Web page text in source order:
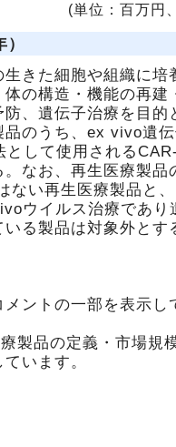
(単位：百万円
きた細胞や組織に培
の構造・機能の再建
、遺伝子治療を目的
品のうち、ex vivo遺
として使用される
なお、再生医療製品
ない再生医療製品と
ウイルス治療であり
る製品は対象外とす
ントの一部を表示し
製品の定義・市場規
います。